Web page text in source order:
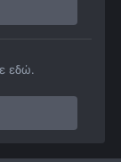
εδώ.